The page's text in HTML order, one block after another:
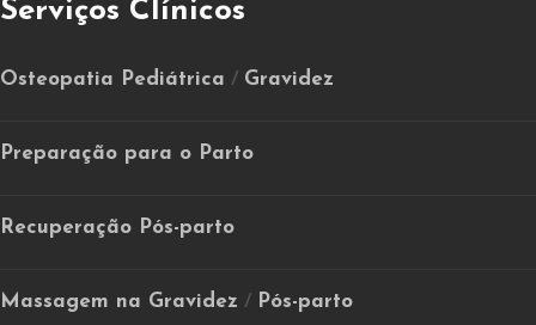
Serviços Clínicos
Osteopatia Pediátrica / Gravidez
Preparação para o Parto
Recuperação Pós-parto
Massagem na Gravidez / Pós-parto